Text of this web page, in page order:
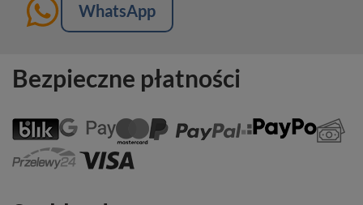
WhatsApp
Bezpieczne płatności